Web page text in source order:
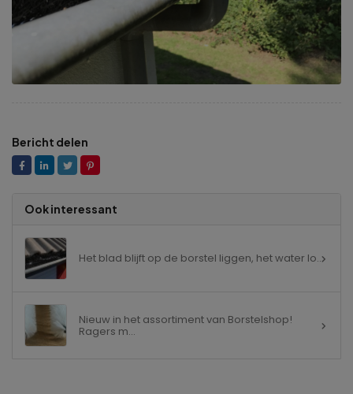
Bericht delen
Ook interessant
Het blad blijft op de borstel liggen, het water lo...
Nieuw in het assortiment van Borstelshop!
Ragers m...